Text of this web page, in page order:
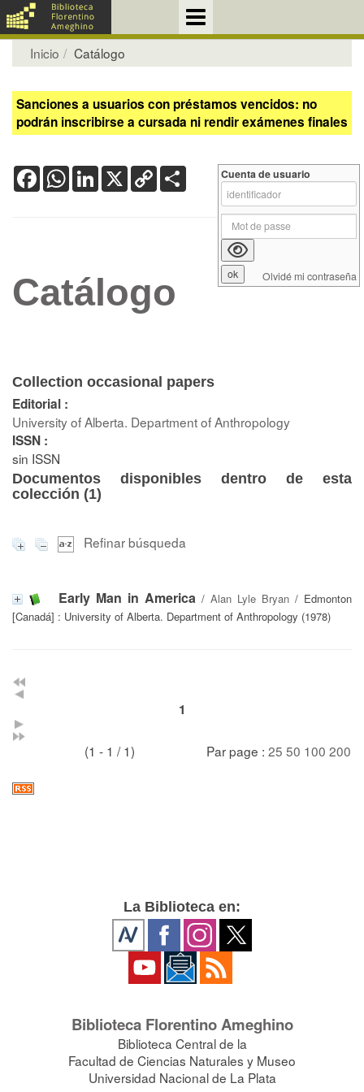
Inicio Catálogo
Sanciones a usuarios con préstamos vencidos: no
podrán inscribirse a cursada ni rendir exámenes finales
FacebookWhatsApp
LinkedIn
X Copy
Link
Catálogo
Collection occasional papers
Editorial :
University of Alberta. Department of Anthropology
ISSN :
sin ISSN
Documentos disponibles dentro de esta
colección (1)
Refinar búsqueda
Early Man in America / Alan Lyle Bryan / Edmonton
[Canadá] : University of Alberta. Department of Anthropology (1978)
1
(1 - 1 / 1) Par page : 25 50 100 200
Cuenta de usuario
Olvidé mi contraseña
La Biblioteca en:
Biblioteca Florentino Ameghino
Biblioteca Central de la
Facultad de Ciencias Naturales y Museo
Universidad Nacional de La Plata